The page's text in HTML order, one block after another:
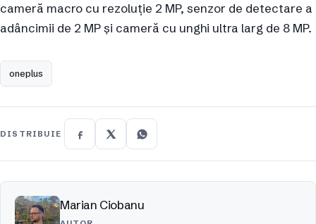
cameră macro cu rezoluție 2 MP, senzor de detectare a
adâncimii de 2 MP și cameră cu unghi ultra larg de 8 MP.
oneplus
DISTRIBUIE
Marian Ciobanu